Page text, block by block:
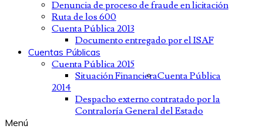
Denuncia de proceso de fraude en licitación
Ruta de los 600
Cuenta Pública 2013
Documento entregado por el ISAF
Cuentas Públicas
Cuenta Pública 2015
Situación FinancieraCuenta Pública
2014
Despacho externo contratado por la
Contraloría General del Estado
Menú